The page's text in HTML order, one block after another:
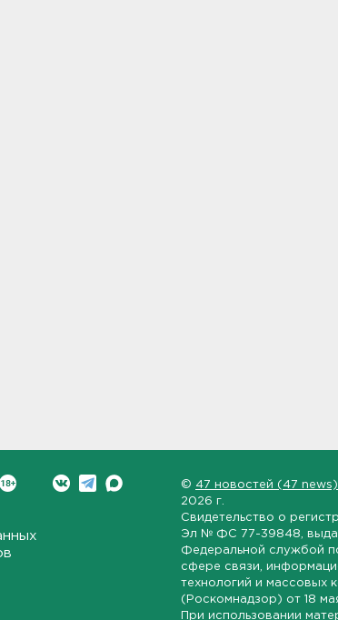
© 47 новостей (47 news)
2026 г.
Свидетельство о
Эл № ФС 77-39848 ,
Федеральной службой
сфере связи,
технологий и массовых
(Роскомнадзор) от 18
При использовании